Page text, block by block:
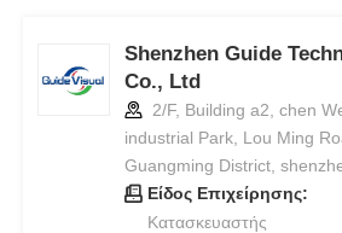
Shenzhen Guide
Co., Ltd
2/F, Building a2, chen
industrial Park, Lou Ming
Guangming District,
Είδος Επιχείρησης:
Κατασκευαστής